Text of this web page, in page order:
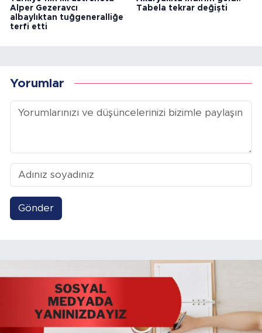
Alper Gezeravcı
albaylıktan tuğgeneralliğe
terfi etti
Tabela tekrar değişti
Yorumlar
Gönder